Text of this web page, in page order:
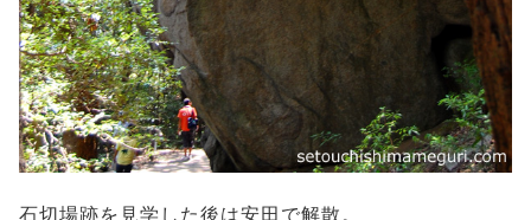
石切場跡を見学した後は安田で解散。